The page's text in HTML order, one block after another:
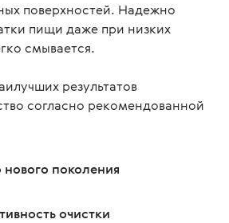
поверхностей. Надежно
пищи даже при низких
смывается.
результатов
согласно рекомендованной
поколения
очистки